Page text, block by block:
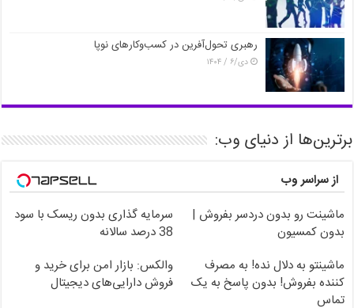
رهبری تحول‌آفرین در کسب‌وکارهای نوپا
دی/۶ / ۱۴۰۴
برترین‌ها از دنیای وب:
از سراسر وب
ماشینت رو بدون دردسر بفروش |
بدون کمسیون
سرمایه گذاری بدون ریسک با سود
38 درصد سالانه
ماشینتو به دلال نده! به مصرف
کننده بفروش! بدون پاسخ به یک
تماس
والکس: بازار امن برای خرید و
فروش دارایی‌های دیجیتال